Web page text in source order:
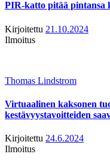
PIR-katto pitää pintansa
Kirjoitettu 21.10.2024
Ilmoitus
Thomas Lindstrom
Virtuaalinen kaksonen
kestävyystavoitteiden
Kirjoitettu 24.6.2024
Ilmoitus